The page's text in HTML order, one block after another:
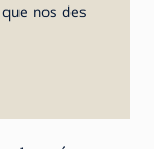
nos des